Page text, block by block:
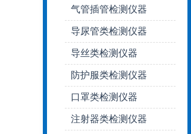
气管插管检测仪器
导尿管类检测仪器
导丝类检测仪器
防护服类检测仪器
口罩类检测仪器
注射器类检测仪器